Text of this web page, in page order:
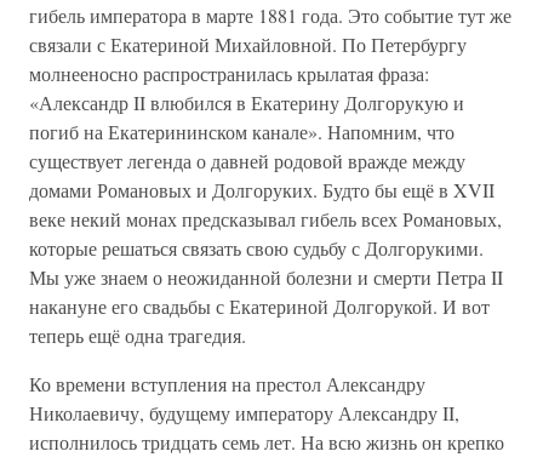
гибель императора в марте 1881 года. Это событие тут же
связали с Екатериной Михайловной. По Петербургу
молнееносно распространилась крылатая фраза:
«Александр II влюбился в Екатерину Долгорукую и
погиб на Екатерининском канале». Напомним, что
существует легенда о давней родовой вражде между
домами Романовых и Долгоруких. Будто бы ещё в XVII
веке некий монах предсказывал гибель всех Романовых,
которые решаться связать свою судьбу с Долгорукими.
Мы уже знаем о неожиданной болезни и смерти Петра II
накануне его свадьбы с Екатериной Долгорукой. И вот
теперь ещё одна трагедия.
Ко времени вступления на престол Александру
Николаевичу, будущему императору Александру II,
исполнилось тридцать семь лет. На всю жизнь он крепко